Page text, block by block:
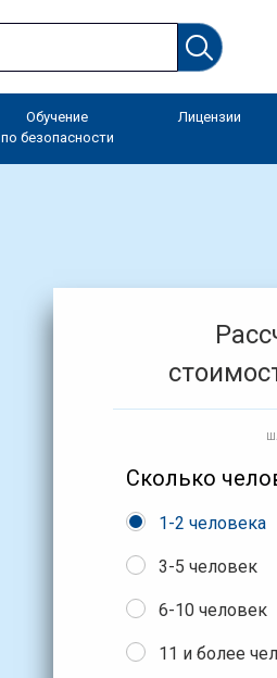
Обучение
по безопасности
Лицензии
Сколько
1-2 человека
3-5 человек
6-10 человек
11 и более